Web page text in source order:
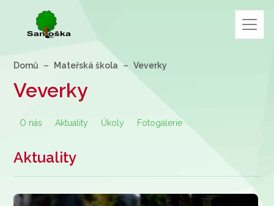
Domů Mateřská škola Veverky
Veverky
O nás Aktuality Úkoly Fotogalerie
Aktuality